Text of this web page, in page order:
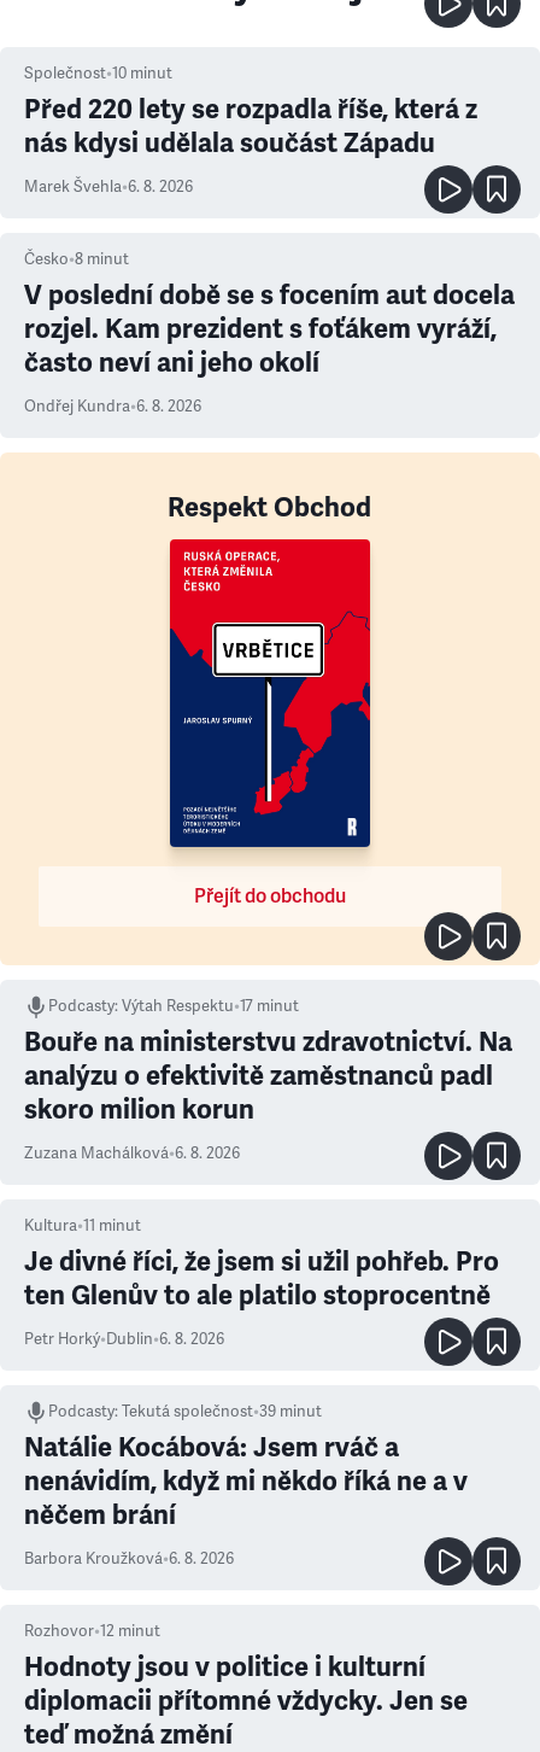
Společnost•10 minut
Před 220 lety se rozpadla říše, která z
nás kdysi udělala součást Západu
Marek Švehla•6. 8. 2026
Česko•8 minut
V poslední době se s focením aut docela
rozjel. Kam prezident s foťákem vyráží,
často neví ani jeho okolí
Ondřej Kundra•6. 8. 2026
Respekt Obchod
Přejít do obchodu
Podcasty:Výtah Respektu•17 minut
Bouře na ministerstvu zdravotnictví. Na
analýzu o efektivitě zaměstnanců padl
skoro milion korun
Zuzana Machálková•6. 8. 2026
Kultura•11 minut
Je divné říci, že jsem si užil pohřeb. Pro
ten Glenův to ale platilo stoprocentně
Petr Horký•Dublin•6. 8. 2026
Podcasty:Tekutá společnost•39 minut
Natálie Kocábová: Jsem rváč a
nenávidím, když mi někdo říká ne a v
něčem brání
Barbora Kroužková•6. 8. 2026
Rozhovor•12 minut
Hodnoty jsou v politice i kulturní
diplomacii přítomné vždycky. Jen se
teď možná změní